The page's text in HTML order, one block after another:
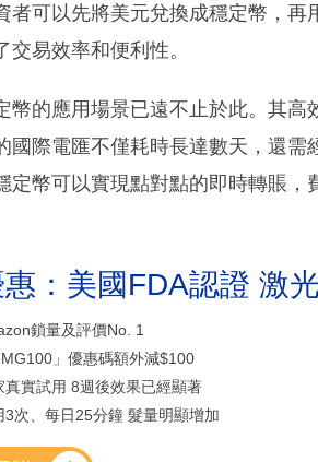
者可以先將美元兌換成穩定幣，
交易效率和便利性。
幣的應用場景已遠不止於此。其
國際電匯不僅耗時長達數天，還
定幣可以實現點對點的即時轉賬
：美國FDA認證 激
鎖量及評價No. 1
」優惠碼額外減$100
真實試用 8週後效果已經顯著
3次、每日25分鐘 髮量明顯增加